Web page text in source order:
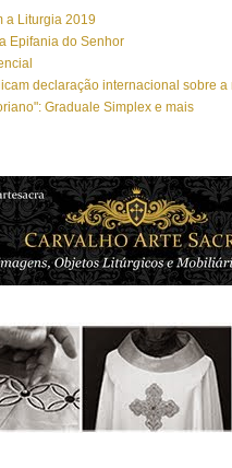
a Liturgia 2019
Epifania do Senhor
declaração internacional sobre a
Graduale Simplex e mais